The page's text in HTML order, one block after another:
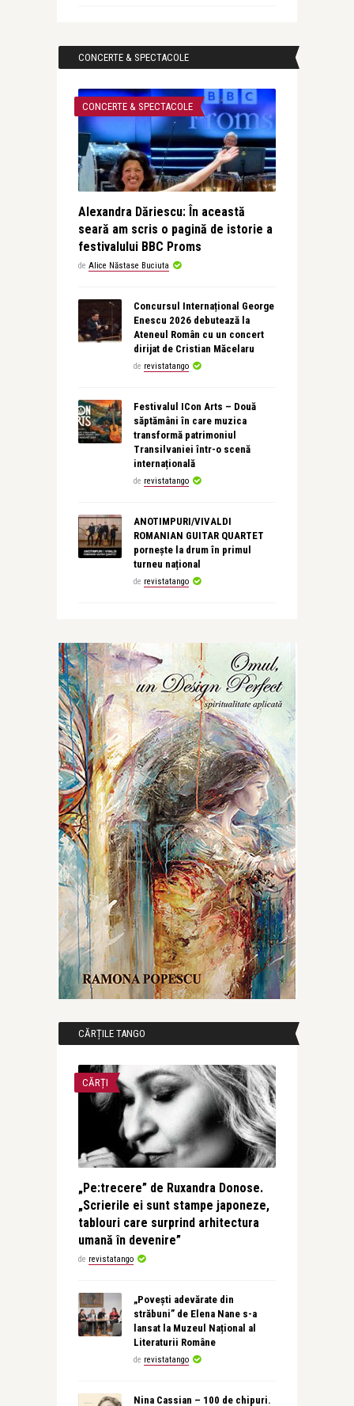
CONCERTE & SPECTACOLE
CONCERTE & SPECTACOLE
Alexandra Dăriescu: În această
seară am scris o pagină de istorie a
festivalului BBC Proms
de Alice Năstase Buciuta
Concursul Internațional George
Enescu 2026 debutează la
Ateneul Român cu un concert
dirijat de Cristian Măcelaru
de revistatango
Festivalul ICon Arts – Două
săptămâni în care muzica
transformă patrimoniul
Transilvaniei într-o scenă
internațională
de revistatango
ANOTIMPURI/VIVALDI
ROMANIAN GUITAR QUARTET
pornește la drum în primul
turneu național
de revistatango
CĂRȚILE TANGO
CĂRȚI
„Pe:trecere” de Ruxandra Donose.
„Scrierile ei sunt stampe japoneze,
tablouri care surprind arhitectura
umană în devenire”
de revistatango
„Povești adevărate din
străbuni” de Elena Nane s-a
lansat la Muzeul Național al
Literaturii Române
de revistatango
Nina Cassian – 100 de chipuri.